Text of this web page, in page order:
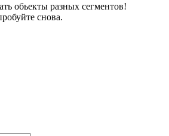
обьекты разных сегментов!
снова.